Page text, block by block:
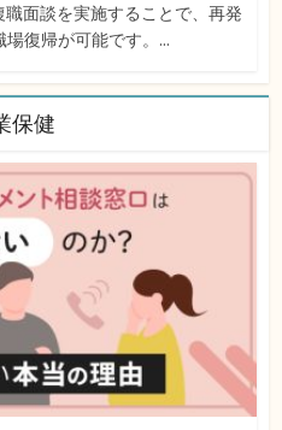
面談を実施することで、再発
復帰が可能です。...
保健